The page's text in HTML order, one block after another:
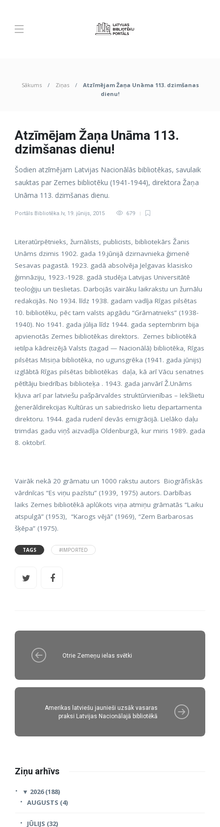
Sākums Ziņas
Atzīmējam Žaņa Unāma 113. dzimšanas
dienu!
Atzīmējam Žaņa Unāma 113.
dzimšanas dienu!
Šodien atzīmējam Latvijas Nacionālās bibliotēkas, savulaik
sauktas par Zemes bibliotēku (1941-1944), direktora Žaņa
Unāma 113. dzimšanas dienu.
Portāls Bibliotēka.lv, 19. jūnijs, 2015 679
Literatūrpētnieks, žurnālists, publicists, bibliotekārs Žanis
Unāms dzimis 1902. gada 19.jūnijā dzirnavnieka ģimenē
Sesavas pagastā. 1923. gadā absolvēja Jelgavas klasisko
ģimnāziju, 1923.-1928. gadā studēja Latvijas Universitātē
teoloģiju un tieslietas. Darbojās vairāku laikrakstu un žurnālu
redakcijās. No 1934. līdz 1938. gadam vadīja Rīgas pilsētas
10. bibliotēku, pēc tam valsts apgādu “Grāmatnieks” (1938-
1940). No 1941. gada jūlija līdz 1944. gada septembrim bija
apvienotās Zemes bibliotēkas direktors. Zemes bibliotēkā
ietilpa kādreizējā Valsts (tagad — Nacionālā) bibliotēka, Rīgas
pilsētas Misiņa bibliotēka, no ugunsgrēka (1941. gada jūnijs)
izglābtā Rīgas pilsētas bibliotēkas daļa, kā arī Vācu senatnes
pētītāju biedrības biblioteķa . 1943. gada janvārī Ž.Unāms
kļuva arī par latviešu pašpārvaldes struktūrvienības – Iekšlietu
ģenerāldirekcijas Kultūras un sabiedrisko lietu departamenta
direktoru. 1944. gada rudenī devās emigrācijā. Lielāko daļu
trimdas gadu viņš aizvadīja Oldenburgā, kur miris 1989. gada
8. oktobrī.
Vairāk nekā 20 grāmatu un 1000 rakstu autors Biogrāfiskās
vārdnīcas “Es viņu pazīstu” (1939, 1975) autors. Darbības
laiks Zemes bibliotēkā aplūkots viņa atmiņu grāmatās “Laiku
atspulgā” (1953), “Karogs vējā” (1969), “Zem Barbarosas
šķēpa” (1975).
TAGS #IMPORTED
Otrie Zemeņu ielas svētki
Amerikas latviešu jaunieši uzsāk vasaras
praksi Latvijas Nacionālajā bibliotēkā
Ziņu arhīvs
▼ 2026 (188)
AUGUSTS (4)
JŪLIJS (32)